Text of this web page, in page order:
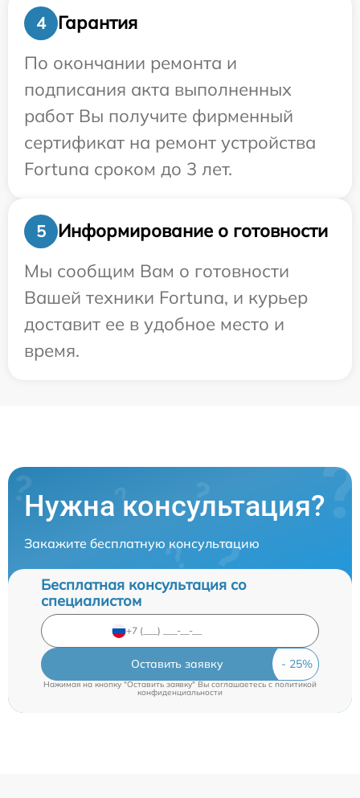
4
Гарантия
По окончании ремонта и
подписания акта выполненных
работ Вы получите фирменный
сертификат на ремонт устройства
Fortuna сроком до 3 лет.
5
Информирование о готовности
Мы сообщим Вам о готовности
Вашей техники Fortuna, и курьер
доставит ее в удобное место и
время.
Нужна консультация?
Закажите бесплатную консультацию
Бесплатная консультация со
специалистом
Оставить заявку
Нажимая на кнопку "Оставить заявку" Вы соглашаетесь cполитикой
конфиденциальности